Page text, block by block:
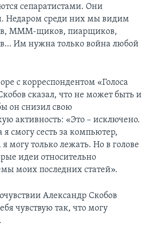
сепаратистами. Они
Недаром среди них мы видим
МММ-щиков, пиарщиков,
Им нужна только война любой
с корреспондентом «Голоса
сказал, что не может быть и
он снизил свою
активность: «Это – исключено.
я смогу сесть за компьютер,
могу только лежать. Но в голове
идеи относительно
моих последних статей».
Александр Скобов
чувствую так, что могу